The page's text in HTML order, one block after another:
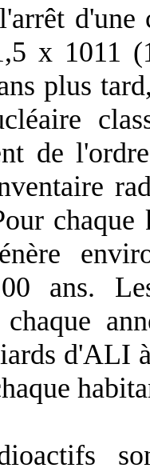
x 1011
plus
de
ans.
d'ALI